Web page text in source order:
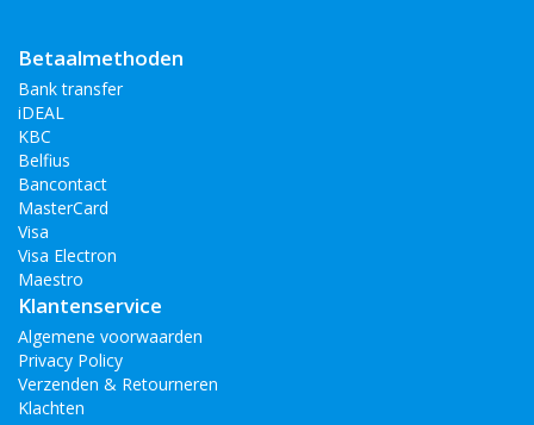
Betaalmethoden
Bank transfer
iDEAL
KBC
Belfius
Bancontact
MasterCard
Visa
Visa Electron
Maestro
Klantenservice
Algemene voorwaarden
Privacy Policy
Verzenden & Retourneren
Klachten